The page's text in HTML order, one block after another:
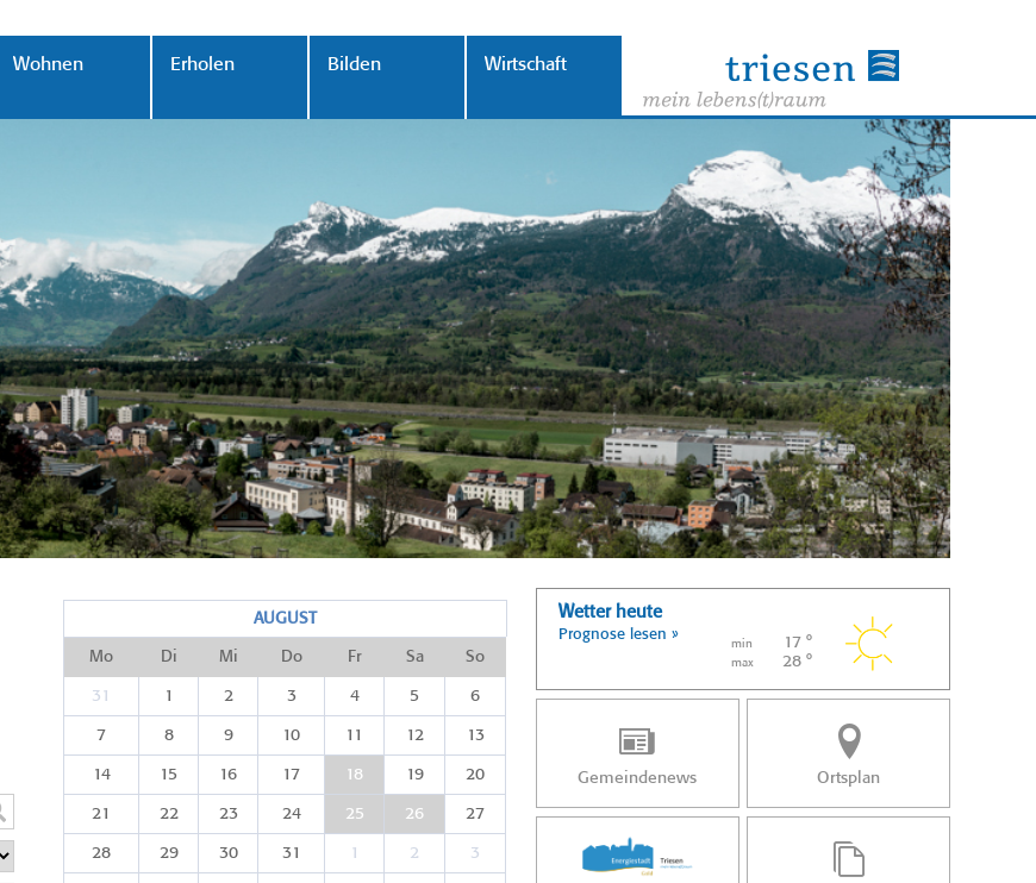
Wohnen Erholen Bilden Wirtschaft
AUGUST
Mo Di Mi Do Fr Sa So
31 1 2 3 4 5 6
7 8 9 10 11 12 13
14 15 16 17 18 19 20
21 22 23 24 25 26 27
28 29 30 31 1 2 3
Wetter heute
Prognose lesen »
min 17 °
max 28 °
Gemeindenews Ortsplan